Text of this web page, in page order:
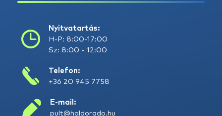
Nyitvatartás:
H-P: 8:00-17:00
Sz: 8:00 - 12:00
Telefon:
+36 20 945 7758
E-mail:
pult@haldorado.hu